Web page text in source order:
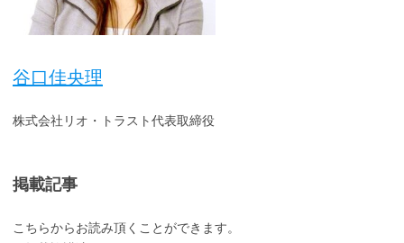
谷口佳央理
株式会社リオ・トラスト代表取締役
掲載記事
こちらからお読み頂くことができます。